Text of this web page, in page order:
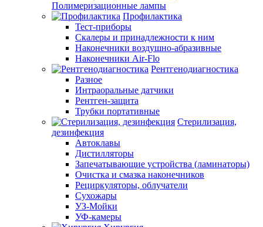
Полимеризационные лампы
Профилактика
Тест-приборы
Скалеры и принадлежности к ним
Наконечники воздушно-абразивные
Наконечники Air-Flo
Рентгенодиагностика
Разное
Интраоральные датчики
Рентген-защита
Трубки портативные
Стерилизация,
дезинфекция
Автоклавы
Дистилляторы
Запечатывающие устройства (ламинаторы)
Очистка и смазка наконечников
Рециркуляторы, облучатели
Сухожары
УЗ-Мойки
УФ-камеры